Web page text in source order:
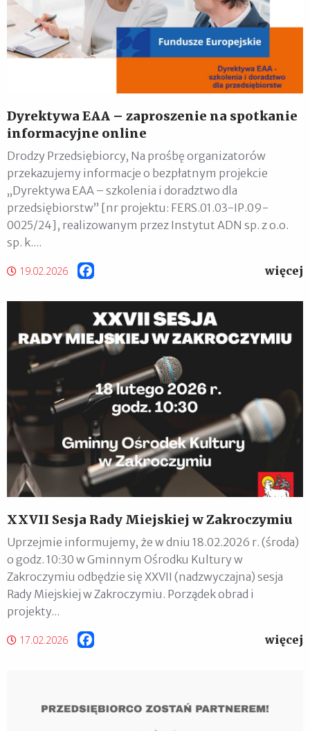
Dyrektywa EAA – zaproszenie na spotkanie
informacyjne online
Drodzy Przedsiębiorcy, Na prośbę organizatorów
przekazujemy informacje o bezpłatnym projekcie
„Dyrektywa EAA – szkolenia i doradztwo dla
przedsiębiorstw” [nr projektu: FERS.01.03-IP.09-
0025/24], realizowanym przez Instytut ADN sp. z o.o.
sp. k....
19.02.2026 więcej
XXVII Sesja Rady Miejskiej w Zakroczymiu
Uprzejmie informujemy, że w dniu 18.02.2026 r. (środa)
o godz. 10:30 w Gminnym Ośrodku Kultury w
Zakroczymiu odbędzie się XXVII (nadzwyczajna) sesja
Rady Miejskiej w Zakroczymiu. Porządek obrad i
projekty...
17.02.2026 więcej